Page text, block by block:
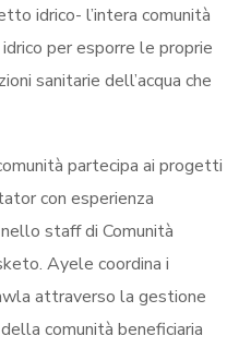
idrico- l’intera comunità
per esporre le proprie
sanitarie dell’acqua che
partecipa ai progetti
con esperienza
staff di Comunità
Ayele coordina i
attraverso la gestione
comunità beneficiaria